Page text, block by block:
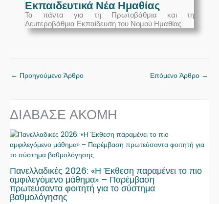
Εκπαιδευτικά Νέα Ημαθίας
Τα πάντα για τη Πρωτοβάθμια και τη
Δευτεροβάθμια Εκπαίδευση του Νομού Ημαθίας.
← Προηγούμενο Άρθρο Επόμενο Άρθρο →
ΔΙΑΒΑΣΕ ΑΚΟΜΗ
Πανελλαδικές 2026: «Η Έκθεση παραμένει το πιο
αμφιλεγόμενο μάθημα» – Παρέμβαση
πρωτεύσαντα φοιτητή για το σύστημα
βαθμολόγησης